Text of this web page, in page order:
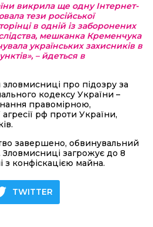
викрила ще одну Інтернет-
тези російської
в одній із заборонених
мешканка Кременчука
українських захисників в
– йдеться в
про підозру за
кодексу України –
правомірною,
рф проти України,
завершено, обвинувальний
Зловмисниці загрожує до 8
з конфіскацією майна.
TWITTER